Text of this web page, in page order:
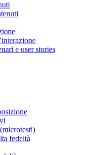
e user stories
fedeltà